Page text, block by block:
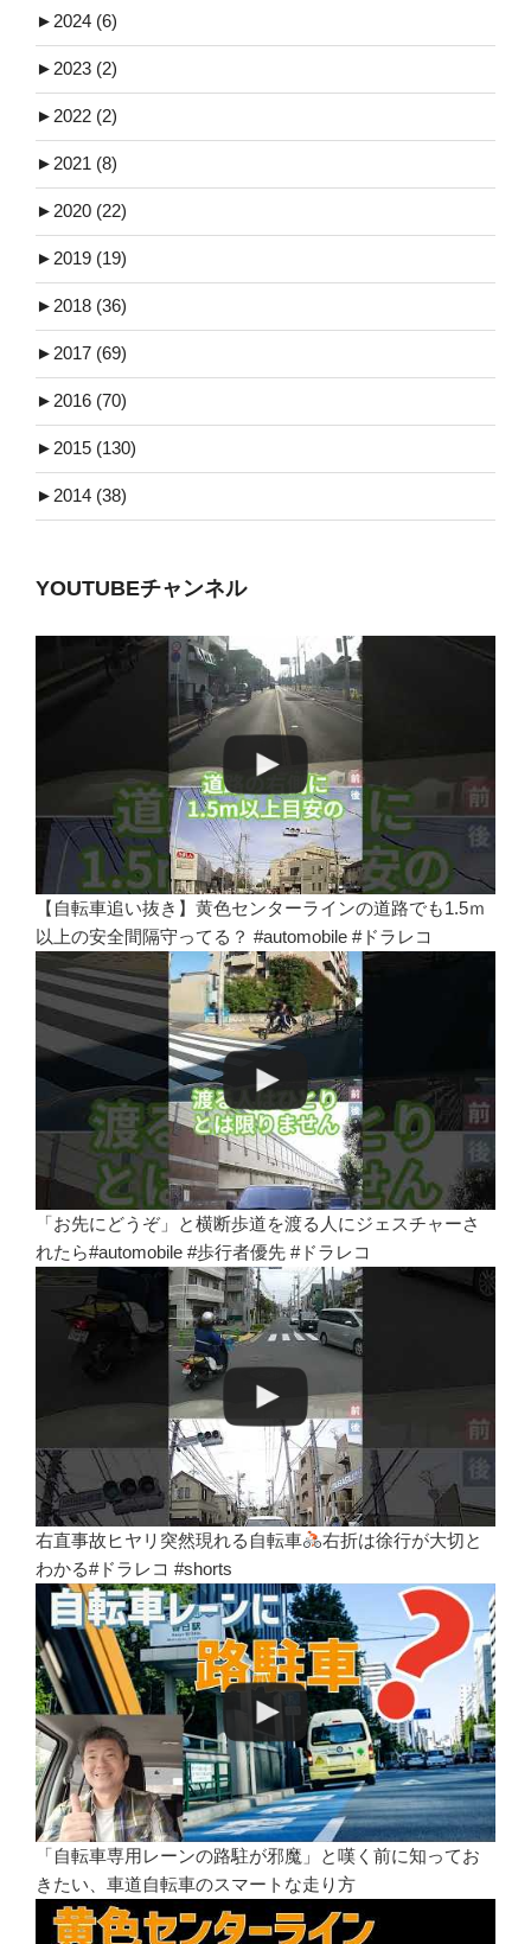
► 2024 (6)
► 2023 (2)
► 2022 (2)
► 2021 (8)
► 2020 (22)
► 2019 (19)
► 2018 (36)
► 2017 (69)
► 2016 (70)
► 2015 (130)
► 2014 (38)
YOUTUBEチャンネル
【自転車追い抜き】黄色センターラインの道路でも1.5ｍ
以上の安全間隔守ってる？ #automobile #ドラレコ
「お先にどうぞ」と横断歩道を渡る人にジェスチャーさ
れたら#automobile #歩行者優先 #ドラレコ
右直事故ヒヤリ突然現れる自転車
右折は徐行が大切と
わかる#ドラレコ #shorts
「自転車専用レーンの路駐が邪魔」と嘆く前に知ってお
きたい、車道自転車のスマートな走り方